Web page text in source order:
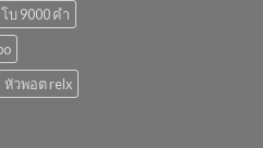
บ 9000 คํา
หัวพอต relx